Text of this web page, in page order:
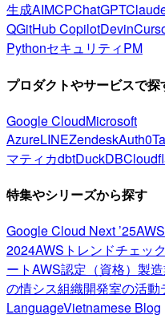
生成AIMCPChatGPT
QGitHub CopilotDevin
PythonセキュリティPM
プロダクトやサービスで探
Google CloudMicrosoft
AzureLINEZendeskAuth0
マティカdbtDuckDB
特集やシリーズから探す
Google Cloud Next ’25
2024AWSトレンドチェック
ートAWS認定（資格） 製
の情シス組織開発室の活動
LanguageVietnamese Blog